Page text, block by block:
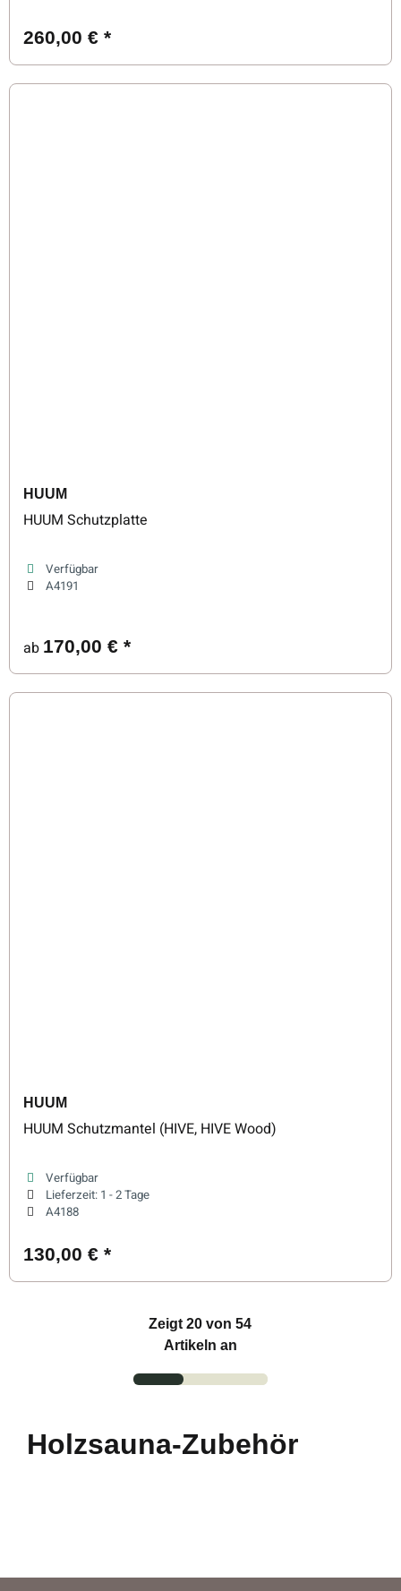
260,00 € *
HUUM
HUUM Schutzplatte
Verfügbar
A4191
ab 170,00 € *
HUUM
HUUM Schutzmantel (HIVE, HIVE Wood)
Verfügbar
Lieferzeit: 1 - 2 Tage
A4188
130,00 € *
Zeigt20 von 54
Artikeln an
Holzsauna-Zubehör